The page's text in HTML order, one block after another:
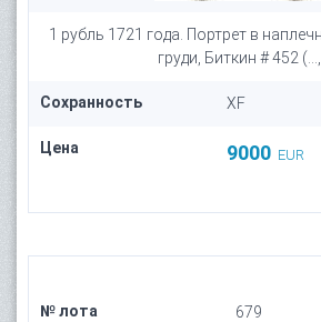
1 рубль 1721 года. Портрет в
груди, Биткин # 452
Сохранность XF
Цена 9000 EUR
№ лота 679